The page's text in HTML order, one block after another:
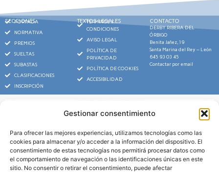
Gestionar consentimiento
Para ofrecer las mejores experiencias, utilizamos tecnologías como las
cookies para almacenar y/o acceder a la información del dispositivo. El
consentimiento de estas tecnologías nos permitirá procesar datos como
el comportamiento de navegación o las identificaciones únicas en este
sitio. No consentir o retirar el consentimiento, puede afectar
SECCIONES
PORTADA
NORMATIVA
PREMIOS
SUELTAS
SUBASTAS
CLASIFICACIONES
INSCRIPCIÓN
TEXTOS LEGALES
TÉRMINOS Y
CONDICIONES
AVISO LEGAL
POLÍTICA DE
PRIVACIDAD
POLÍTICA DE COOKIES
ACCESIBILIDAD
CONTACTO
DERBY RIBERA DEL
ÓRBIGO
Benita Jañez,19
Santa Marina del Rey – León
645 93 03 45
Contactar por email